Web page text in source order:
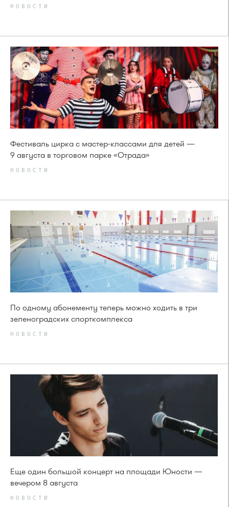
НОВОСТИ
Фестиваль цирка с мастер-классами для детей —
9 августа в торговом парке «Отрада»
НОВОСТИ
По одному абонементу теперь можно ходить в три
зеленоградских спорткомплекса
НОВОСТИ
Еще один большой концерт на площади Юности —
вечером 8 августа
НОВОСТИ